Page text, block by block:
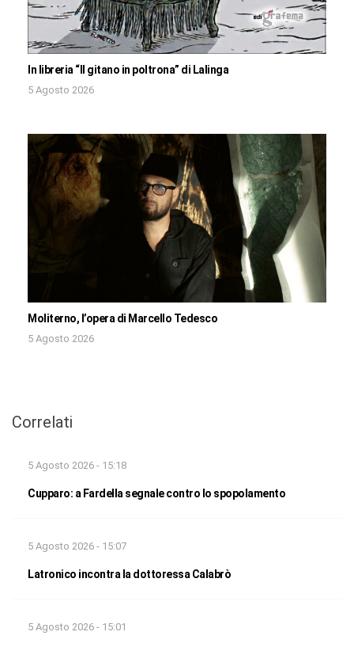
In libreria “Il gitano in poltrona” di Lalinga
5 Agosto 2026
Moliterno, l’opera di Marcello Tedesco
5 Agosto 2026
Correlati
5 Agosto 2026 - 15:18
Cupparo: a Fardella segnale contro lo spopolamento
5 Agosto 2026 - 15:07
Latronico incontra la dottoressa Calabrò
5 Agosto 2026 - 15:01